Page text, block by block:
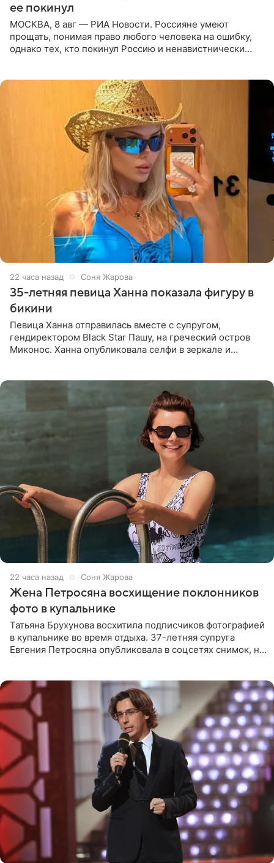
ее покинул
МОСКВА, 8 авг — РИА Новости. Россияне умеют
прощать, понимая право любого человека на ошибку,
однако тех, кто покинул Россию и ненавистнически
22 часа назад Соня Жарова
35-летняя певица Ханна показала фигуру в
бикини
Певица Ханна отправилась вместе с супругом,
гендиректором Black Star Пашу, на греческий остров
Миконос. Ханна опубликовала селфи в зеркале и
22 часа назад Соня Жарова
Жена Петросяна восхищение поклонников
фото в купальнике
Татьяна Брухунова восхитила подписчиков фотографией
в купальнике во время отдыха. 37-летняя супруга
Евгения Петросяна опубликовала в соцсетях снимок, на